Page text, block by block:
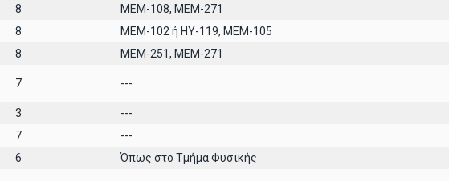
8
ΜΕΜ-108, ΜΕΜ-271
8
ΜΕΜ-102 ή ΗΥ-119, ΜΕΜ-105
8 ΜΕΜ-251, ΜΕΜ-271
7 ---
3
---
7
---
6
Όπως στο Τμήμα Φυσικής